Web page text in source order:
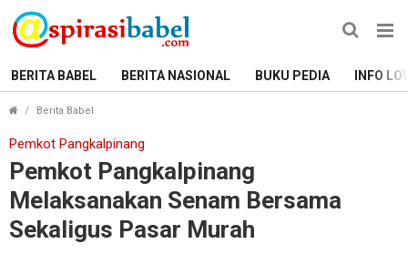
BERITA BABEL BERITA NASIONAL BUKU PEDIA INFO
Berita Babel
Pemkot Pangkalpinang
Pemkot Pangkalpinang
Melaksanakan Senam Bersama
Sekaligus Pasar Murah